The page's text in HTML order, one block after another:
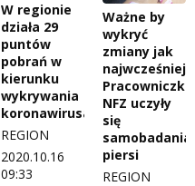
W regionie
działa 29
puntów
pobrań w
kierunku
wykrywania
koronawirusa
REGION
2020.10.16
09:33
Ważne by
wykryć
zmiany jak
najwcześniej.
Pracowniczki
NFZ uczyły
się
samobadania
piersi
REGION